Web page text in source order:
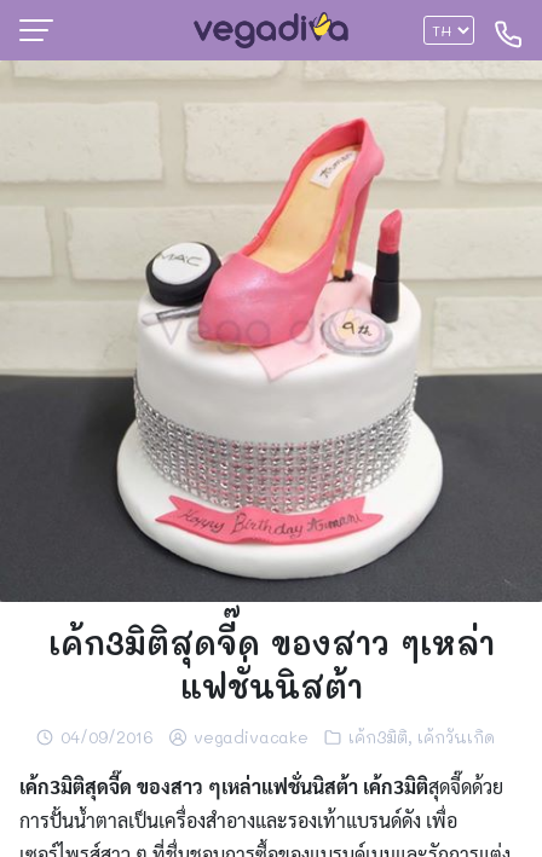
เค้ก3มิติสุดจี๊ด ของสาว ๆเหล่า
แฟชั่นนิสต้า
04/09/2016 vegadivacake เค้ก3มิติ, เค้กวันเกิด
เค้ก3มิติสุดจี๊ด ของสาว ๆเหล่าแฟชั่นนิสต้า เค้ก3มิติสุดจี๊ดด้วย
การปั้นน้ำตาลเป็นเครื่องสำอางและรองเท้าแบรนด์ดัง เพื่อ